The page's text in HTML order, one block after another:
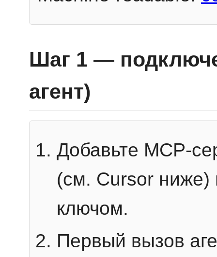
Шаг 1 —
агент)
Добавьте MCP-
(см. Cursor ниже)
ключом.
Первый вызов